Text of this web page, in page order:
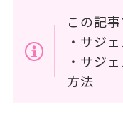
この記
・サジ
・サジ
方法